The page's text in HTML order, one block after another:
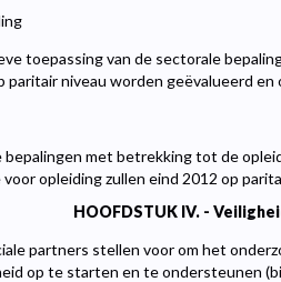
toepassing van de sectorale
paritair niveau worden geëvalueerd en
bepalingen met betrekking tot de
opleiding zullen eind 2012 op
HOOFDSTUK IV. -
partners stellen voor om het
op te starten en te ondersteunen